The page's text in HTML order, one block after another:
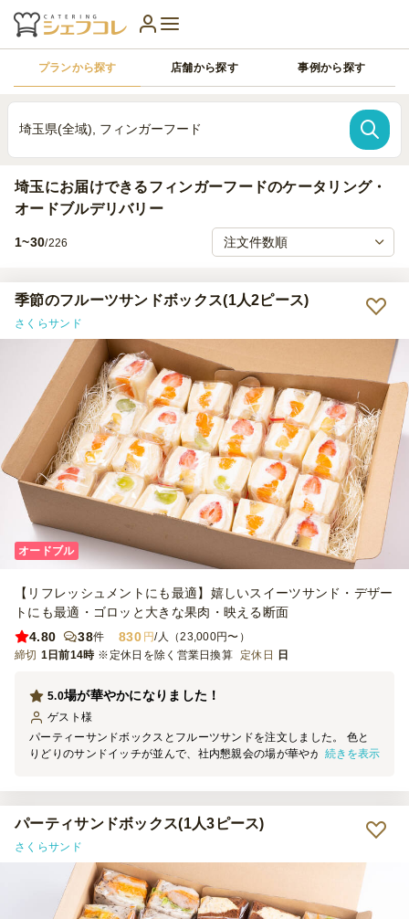
プランから探す 店舗から探す 事例から探す
埼玉県(全域), フィンガーフード
埼玉にお届けできるフィンガーフードのケータリング・
オードブルデリバリー
1~30/226
季節のフルーツサンドボックス(1人2ピース)
さくらサンド
オードブル
【リフレッシュメントにも最適】嬉しいスイーツサンド・デザー
トにも最適・ゴロッと大きな果肉・映える断面
4.80
38件 830 円/人（23,000円〜）
締切 1日前14時 ※定休日を除く営業日換算 定休日 日
場が華やかになりました！
5.0
ゲスト 様
パーティーサンドボックスとフルーツサンドを注文しました。 色と
りどりのサンドイッチが並んで、社内懇親会の場が華やかになりまし
した。
続きを表示
パーティサンドボックス(1人3ピース)
さくらサンド